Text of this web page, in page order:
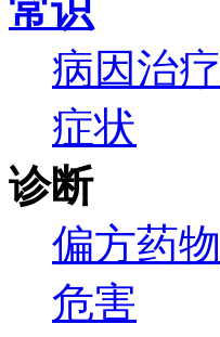
常识
病因治疗
症状
诊断
偏方药物
危害